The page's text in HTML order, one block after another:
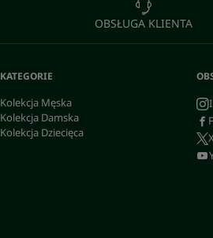
OBSŁUGA KLIENTA
KATEGORIE
Kolekcja Męska
Kolekcja Damska
Kolekcja Dziecięca